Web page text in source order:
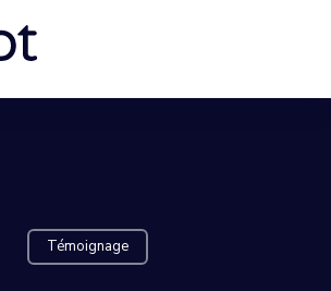
Témoignage